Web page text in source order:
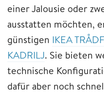
einer Jalousie oder
ausstatten möchten,
günstigen IKEA
KADRILJ. Sie bieten
technische
dafür aber noch